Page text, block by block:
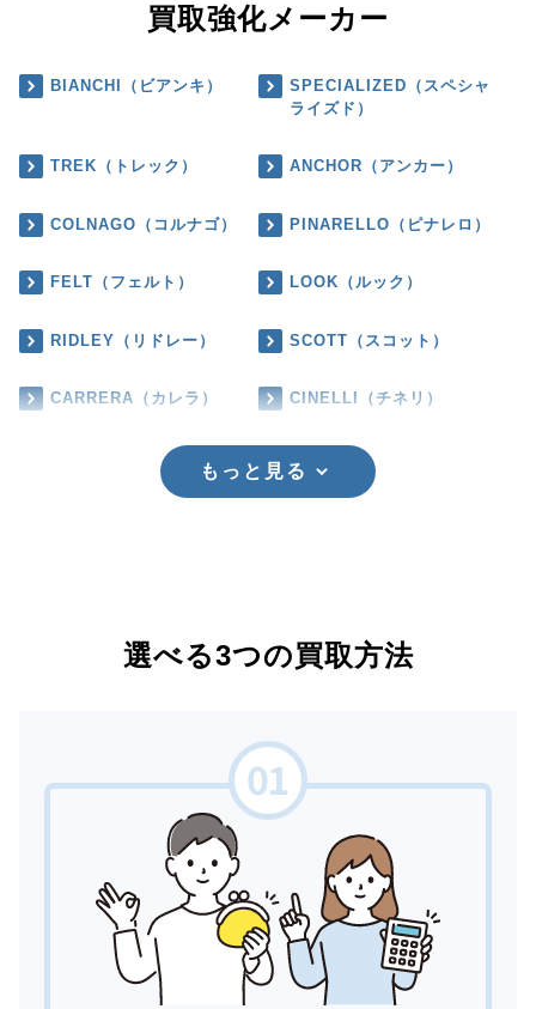
買取強化メーカー
BIANCHI（ビアンキ）
SPECIALIZED（スペシャ
ライズド）
TREK（トレック） ANCHOR（アンカー）
COLNAGO（コルナゴ） PINARELLO（ピナレロ）
FELT（フェルト） LOOK（ルック）
RIDLEY（リドレー） SCOTT（スコット）
CARRERA（カレラ） CINELLI（チネリ）
もっと見る
選べる3つの買取方法